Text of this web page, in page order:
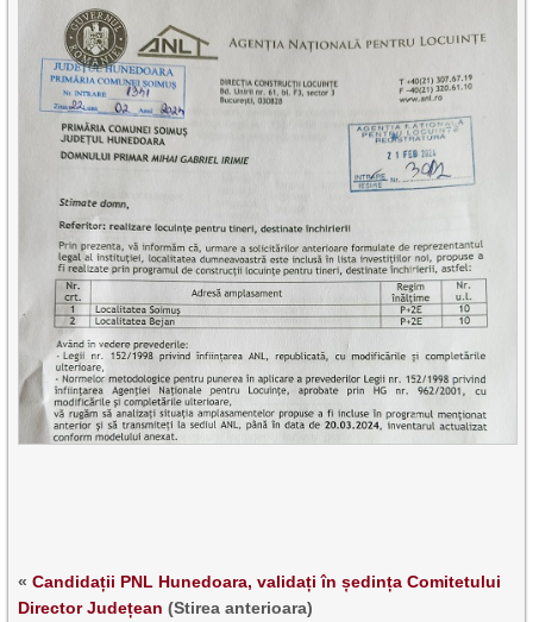
«Candidații PNL Hunedoara, validați în ședința Comitetului
Director Județean (Stirea anterioara)